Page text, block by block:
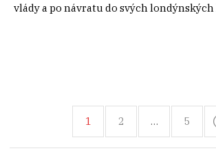
vlády a po návratu do svých londýnských
1 2 … 5